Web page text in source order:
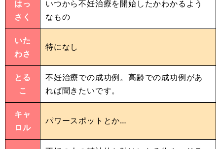
はっ
さく
いつから不妊治療を開始したかわかるよう
なもの
いた
わさ
特になし
とる
こ
不妊治療での成功例。高齢での成功例があ
れば聞きたいです。
キャ
ロル
パワースポットとか…